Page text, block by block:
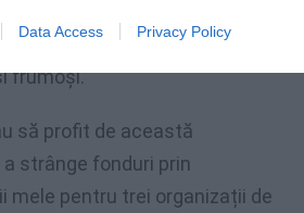
Data Access Privacy Policy
de speranță pentru ideea că
frumoși.
să profit de această
strânge fonduri prin
mele pentru trei organizații de